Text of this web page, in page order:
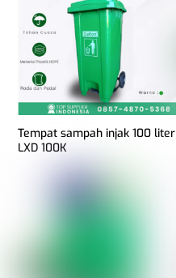
Tempat sampah injak 100 liter
LXD 100K